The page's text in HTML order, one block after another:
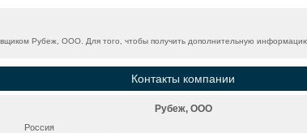
Рубеж, ООО. Для того, чтобы получить дополнительную
Контакты компании
Рубеж, ООО
Россия